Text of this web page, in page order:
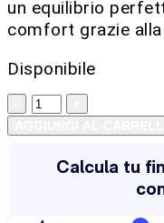
un equilibrio
comfort grazie
Disponibile